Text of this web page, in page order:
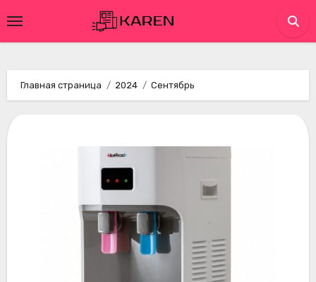
Главная страница 2024 Сентябрь